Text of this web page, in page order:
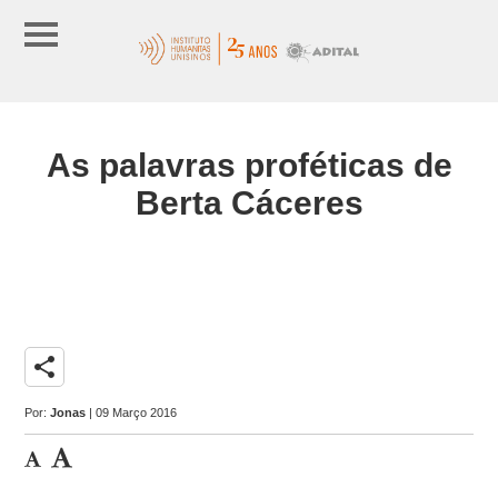
As palavras proféticas de
Berta Cáceres
share
Por:Jonas | 09 Março 2016